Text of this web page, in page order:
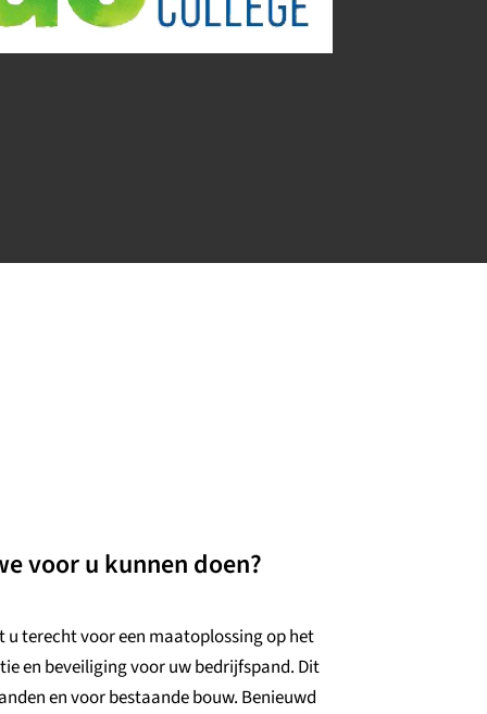
voor u kunnen doen?
u terecht voor een maatoplossing op het
en beveiliging voor uw bedrijfspand. Dit
en voor bestaande bouw. Benieuwd